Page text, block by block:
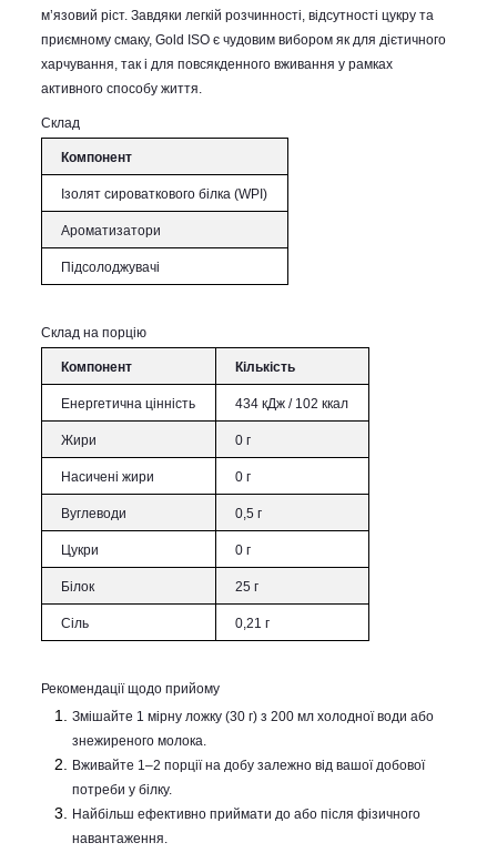
м’язовий ріст. Завдяки легкій розчинності, відсутності цукру та
приємному смаку, Gold ISO є чудовим вибором як для дієтичного
харчування, так і для повсякденного вживання у рамках
активного способу життя.
Склад
Компонент
Ізолят сироваткового білка (WPI)
Ароматизатори
Підсолоджувачі
Склад на порцію
Компонент Кількість
Енергетична цінність 434 кДж / 102 ккал
Жири 0 г
Насичені жири 0 г
Вуглеводи 0,5 г
Цукри 0 г
Білок 25 г
Сіль 0,21 г
Рекомендації щодо прийому
Змішайте 1 мірну ложку (30 г) з 200 мл холодної води або
знежиреного молока.
Вживайте 1–2 порції на добу залежно від вашої добової
потреби у білку.
Найбільш ефективно приймати до або після фізичного
навантаження.